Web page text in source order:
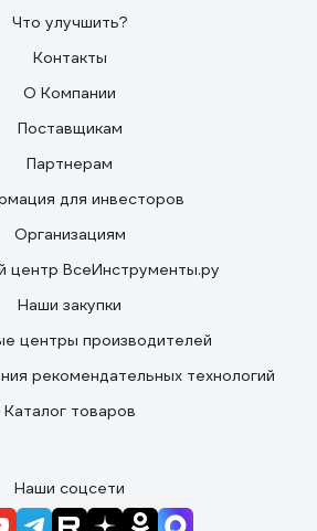
Что улучшить?
Контакты
О Компании
Поставщикам
Партнерам
для инвесторов
Организациям
центр ВсеИнструменты.ру
Наши закупки
центры производителей
рекомендательных технологий
Каталог товаров
Наши соцсети